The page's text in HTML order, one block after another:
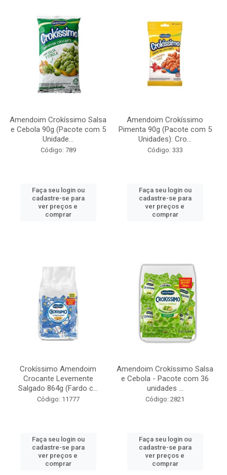
Amendoim Crokíssimo Salsa
e Cebola 90g (Pacote com 5
Unidade...
Código: 789
Faça seu login ou
cadastre-se para
ver preços e
comprar
Amendoim Crokíssimo
Pimenta 90g (Pacote com 5
Unidades): Cro...
Código: 333
Faça seu login ou
cadastre-se para
ver preços e
comprar
Crokíssimo Amendoim
Crocante Levemente
Salgado 864g (Fardo c...
Código: 11777
Faça seu login ou
cadastre-se para
ver preços e
comprar
Amendoim Crokíssimo Salsa
e Cebola - Pacote com 36
unidades ...
Código: 2821
Faça seu login ou
cadastre-se para
ver preços e
comprar